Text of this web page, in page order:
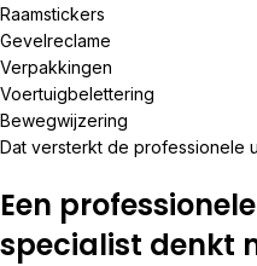
Raamstickers
Gevelreclame
Verpakkingen
Voertuigbelettering
Bewegwijzering
Dat versterkt de professionele
Een
specialist denkt